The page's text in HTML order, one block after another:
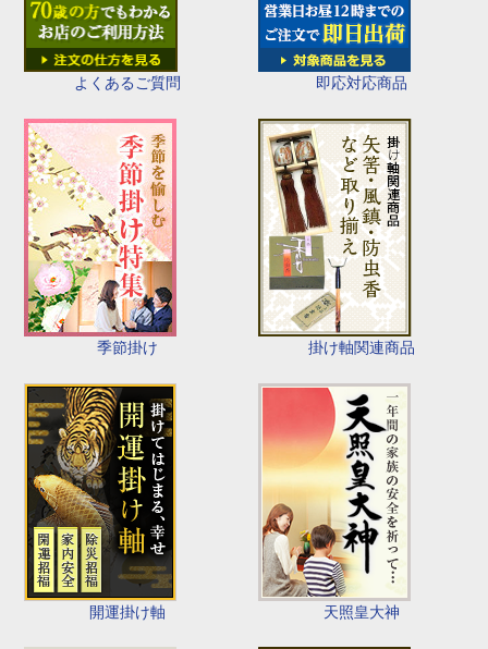
よくあるご質問 即応対応商品
季節掛け 掛け軸関連商品
開運掛け軸 天照皇大神